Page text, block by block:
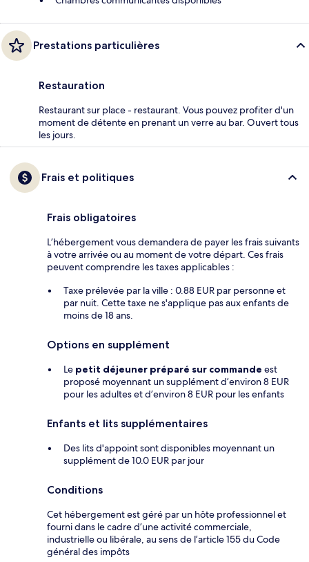
Prestations particulières
Restauration
Restaurant sur place - restaurant. Vous pouvez profiter d'un
moment de détente en prenant un verre au bar. Ouvert tous
les jours.
Frais et politiques
Frais obligatoires
L’hébergement vous demandera de payer les frais suivants
à votre arrivée ou au moment de votre départ. Ces frais
peuvent comprendre les taxes applicables :
Taxe prélevée par la ville : 0.88 EUR par personne et
par nuit. Cette taxe ne s'applique pas aux enfants de
moins de 18 ans.
Options en supplément
Le petit déjeuner préparé sur commande est
proposé moyennant un supplément d’environ 8 EUR
pour les adultes et d’environ 8 EUR pour les enfants
Enfants et lits supplémentaires
Des lits d'appoint sont disponibles moyennant un
supplément de 10.0 EUR par jour
Conditions
Cet hébergement est géré par un hôte professionnel et
fourni dans le cadre d’une activité commerciale,
industrielle ou libérale, au sens de l’article 155 du Code
général des impôts